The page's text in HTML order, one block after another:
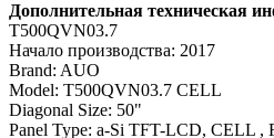
Дополнительная техническая
T500QVN03.7
Начало производства: 2017
Brand: AUO
Model: T500QVN03.7 CELL
Diagonal Size: 50"
Panel Type: a-Si TFT-LCD, CELL ,